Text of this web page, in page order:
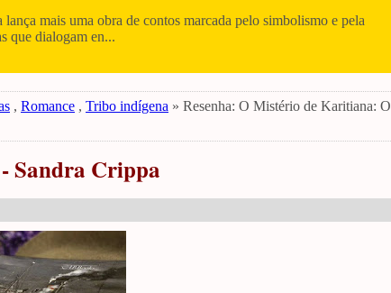
mais uma obra de contos marcada pelo simbolismo e pela
que dialogam en...
, Romance , Tribo indígena » Resenha: O Mistério de Karitiana: O
Sandra Crippa